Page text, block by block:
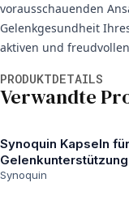
vorausschauenden
Gelenkgesundheit
aktiven und
PRODUKTDETAILS
Verwandte
Synoquin Kapseln
Gelenkunterstützung
Synoquin